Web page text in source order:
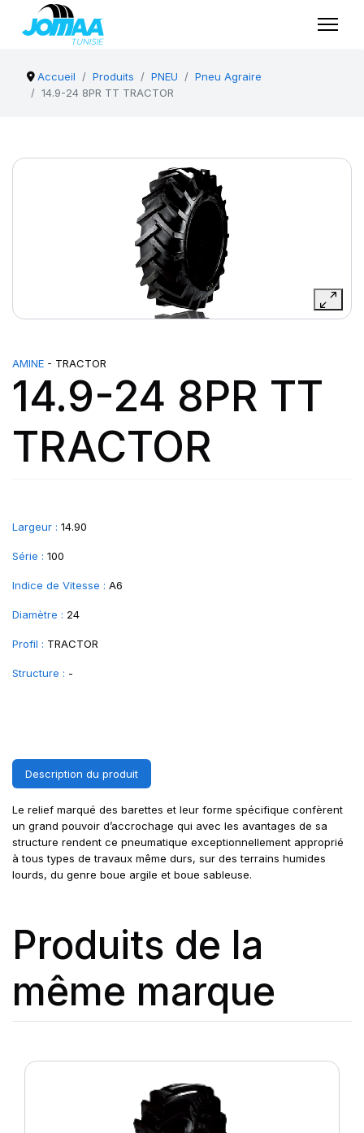
Accueil Produits PNEU
Pneu Agraire
14.9-24 8PR TT TRACTOR
AMINE - TRACTOR
14.9-24 8PR TT
TRACTOR
Largeur : 14.90
Série : 100
Indice de Vitesse : A6
Diamètre : 24
Profil : TRACTOR
Structure : -
Description du produit
Le relief marqué des barettes et leur forme spécifique confèrent
un grand pouvoir d’accrochage qui avec les avantages de sa
structure rendent ce pneumatique exceptionnellement approprié
à tous types de travaux même durs, sur des terrains humides
lourds, du genre boue argile et boue sableuse.
Produits de la
même marque